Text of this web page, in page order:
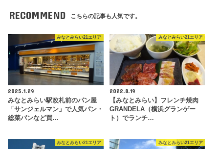
RECOMMEND こちらの記事も人気です。
みなとみらい21エリア
2025.1.29
みなとみらい駅改札前のパン屋
「サンジェルマン」で人気パン・
総菜パンなど買…
みなとみらい21エリア
2022.8.19
【みなとみらい】フレンチ焼肉
GRANDELA（横浜グランゲー
ト）でランチ…
みなとみらい21エリア みなとみらい21エリア